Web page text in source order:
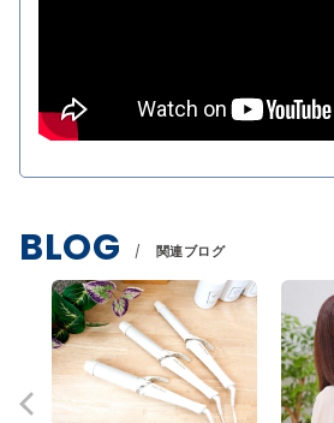
BLOG 関連ブログ